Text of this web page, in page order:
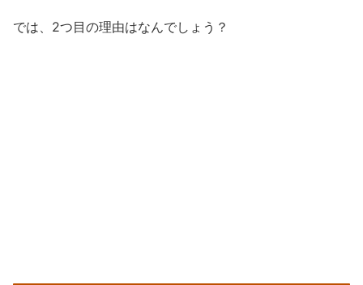
では、2つ目の理由はなんでしょう？